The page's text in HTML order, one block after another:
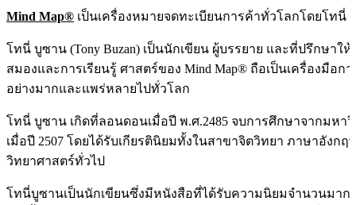
Mind Map® เป็นเครื่องหมายจดทะเบียนการค้าทั่วโลกโดยโทนี่
โทนี่ บูซาน (Tony Buzan) เป็นนักเขียน ผู้บรรยาย และที่ปรึกษา
สมองและการเรียนรู้ ศาสตร์ของ Mind Map® ถือเป็นเครื่องมือ
อย่างมากและแพร่หลายไปทั่วโลก
โทนี่ บูซาน เกิดที่ลอนดอนเมื่อปี พ.ศ.2485 จบการศึกษาจากมหา
เมื่อปี 2507 โดยได้รับเกียรตินิยมทั้งในสาขาจิตวิทยา ภาษาอังก
วิทยาศาสตร์ทั่วไป
โทนี่บูซานเป็นนักเขียนซึ่งมีหนังสือที่ได้รับความนิยมจำนวนมาก